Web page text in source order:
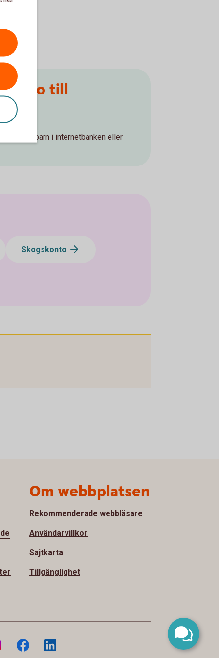
till
till ditt barn i internetbanken eller
Skogskonto
Om webbplatsen
Rekommenderade webbläsare
Användarvillkor
Sajtkarta
Tillgänglighet